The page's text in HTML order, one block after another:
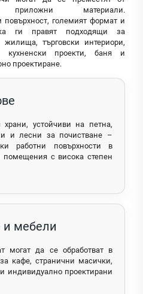
материали.
повърхност, големият формат и
ги правят подходящи за
жилища, търговски интериори,
кухненски проекти, баня и
проектиране.
устойчиви на петна,
и лесни за почистване –
работни повърхности в
с висока степен
и мебели
могат да се обработват в
кафе, странични масички,
индивидуално проектирани